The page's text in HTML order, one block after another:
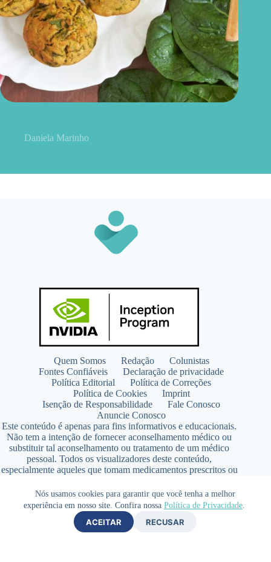
Nós usamos cookies para garantir que você tenha a melhor
experiência em nosso site. Confira nossa Política de Privacidade.
ACEITAR RECUSAR
Daniela Marinho
Quem Somos Redação
Colunistas
Fontes Confiáveis
Declaração de privacidade
Política Editorial
Política de Correções
Política de Cookies
Imprint
Isenção de Responsabilidade
Fale Conosco
Anuncie Conosco
Este conteúdo é apenas para fins informativos e educacionais.
Não tem a intenção de fornecer aconselhamento médico ou
substituir tal aconselhamento ou tratamento de um médico
pessoal. Todos os visualizadores deste conteúdo,
especialmente aqueles que tomam medicamentos prescritos ou
qualquer programa de nutrição, suplementação ou estilo de
vida.
Copyright © 2026 - SaúdeLAB.com pertence ao grupo
VKCF Soluções Digitais Ltda - CNPJ n° 43.726.917/0001-80